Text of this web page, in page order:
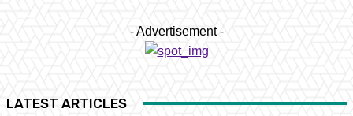
- Advertisement -
LATEST ARTICLES